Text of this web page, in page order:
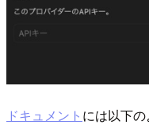
ドキュメント には以下の